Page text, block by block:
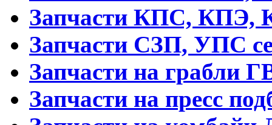
Запчасти КПС,
Запчасти СЗП, УПС
Запчасти на грабли
Запчасти на пресс